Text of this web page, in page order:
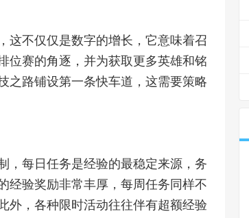
这不仅仅是数字的增长，它意味着召
位赛的角逐，并为获取更多英雄和铭
之路铺设第一条快车道，这需要策略
，每日任务是经验的最稳定来源，务
经验奖励非常丰厚，每周任务同样不
外，各种限时活动往往伴有超额经验